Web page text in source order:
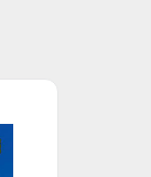
vi